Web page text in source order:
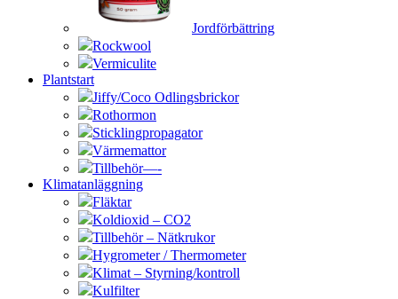
Jordförbättring
Rockwool
Vermiculite
Plantstart
Jiffy/Coco Odlingsbrickor
Rothormon
Sticklingpropagator
Värmemattor
Tillbehör—-
Klimatanläggning
Fläktar
Koldioxid – CO2
Tillbehör – Nätkrukor
Hygrometer / Thermometer
Klimat – Styrning/kontroll
Kulfilter